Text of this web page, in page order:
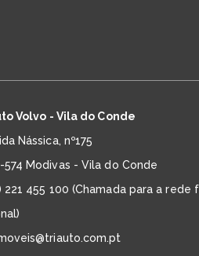
Volvo - Vila do Conde
Nássica, nº175
574 Modivas - Vila do Conde
221 455 100 (Chamada para a rede